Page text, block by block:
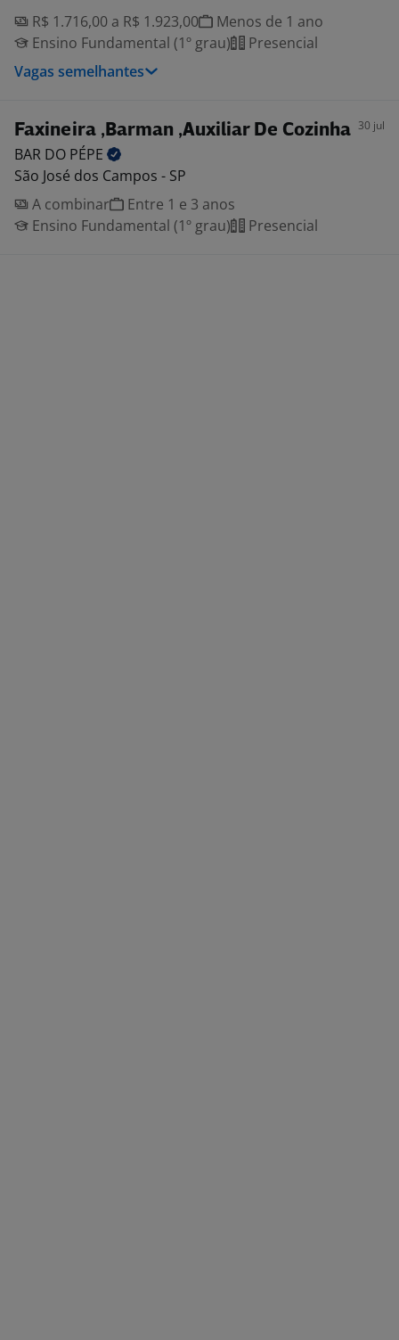
R$ 1.716,00 a R$ 1.923,00
Menos de 1 ano
Ensino Fundamental (1º grau)
Presencial
Vagas semelhantes
Faxineira ,Barman ,Auxiliar De Cozinha 30 jul
BAR DO PÉPE
São José dos Campos - SP
A combinar
Entre 1 e 3 anos
Ensino Fundamental (1º grau)
Presencial